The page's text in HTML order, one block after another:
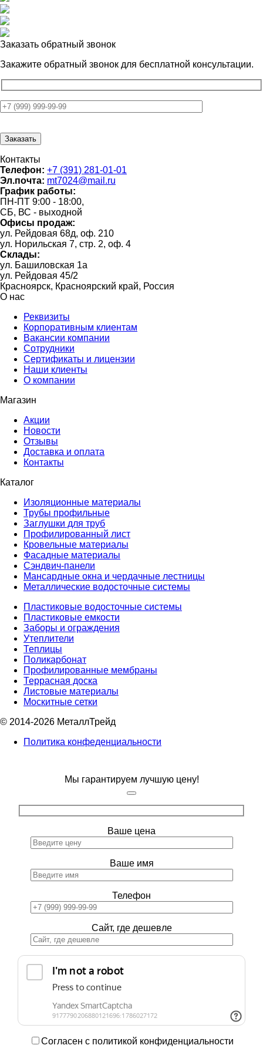
Заказать обратный звонок
Закажите обратный звонок для бесплатной консультации.
Контакты
Телефон: +7 (391) 281-01-01
Эл.почта: mt7024@mail.ru
График работы:
ПН-ПТ 9:00 - 18:00,
СБ, ВС - выходной
Офисы продаж:
ул. Рейдовая 68д, оф. 210
ул. Норильская 7, стр. 2, оф. 4
Склады:
ул. Башиловская 1а
ул. Рейдовая 45/2
Красноярск, Красноярский край, Россия
О нас
Реквизиты
Корпоративным клиентам
Вакансии компании
Сотрудники
Сертификаты и лицензии
Наши клиенты
О компании
Магазин
Акции
Новости
Отзывы
Доставка и оплата
Контакты
Каталог
Изоляционные материалы
Трубы профильные
Заглушки для труб
Профилированный лист
Кровельные материалы
Фасадные материалы
Сэндвич-панели
Мансардные окна и чердачные лестницы
Металлические водосточные системы
Пластиковые водосточные системы
Пластиковые емкости
Заборы и ограждения
Утеплители
Теплицы
Поликарбонат
Профилированные мембраны
Террасная доска
Листовые материалы
Москитные сетки
© 2014-2026 МеталлТрейд
Политика конфеденциальности
Мы гарантируем лучшую цену!
Ваше цена
Ваше имя
Телефон
Сайт, где дешевле
Согласен с политикой конфиденциальности